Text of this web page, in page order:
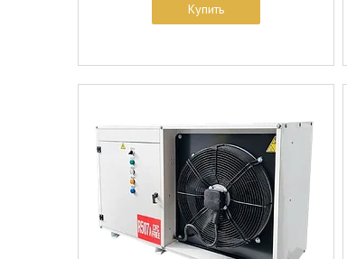
Купить